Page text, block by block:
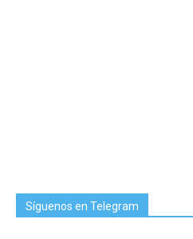
Síguenos en Telegram